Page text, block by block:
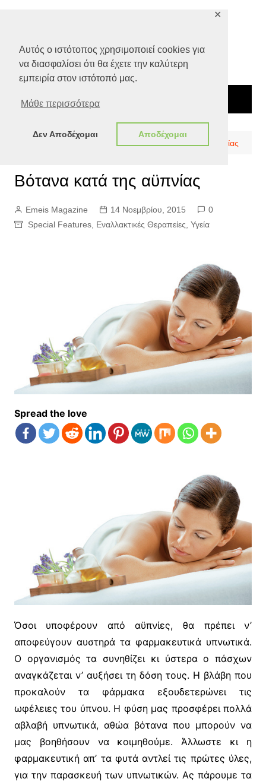
Αυτός ο ιστότοπος χρησιμοποιεί cookies για
να διασφαλίσει ότι θα έχετε την καλύτερη
εμπειρία στον ιστότοπό μας.
Μάθε περισσότερα
Δεν Αποδέχομαι Αποδέχομαι
✕
Special Features Βότανα κατά της αϋπνίας
Βότανα κατά της αϋπνίας
Emeis Magazine 14 Νοεμβρίου, 2015
0
Special Features, Εναλλακτικές Θεραπείες Υγεία
Spread the love
Όσοι υποφέρουν από αϋπνίες, θα πρέπει ν’
αποφεύγουν αυστηρά τα φαρμακευτικά υπνωτικά.
Ο οργανισμός τα συνηθίζει κι ύστερα ο πάσχων
αναγκάζεται ν’ αυξήσει τη δόση τους. Η βλάβη που
προκαλούν τα φάρμακα εξουδετερώνει τις
ωφέλειες του ύπνου. Η φύση μας προσφέρει πολλά
αβλαβή υπνωτικά, αθώα βότανα που μπορούν να
μας βοηθήσουν να κοιμηθούμε. Άλλωστε κι η
φαρμακευτική απ’ τα φυτά αντλεί τις πρώτες ύλες,
για την παρασκευή των υπνωτικών. Ας πάρουμε τα